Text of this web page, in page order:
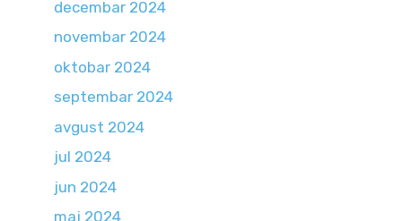
decembar 2024
novembar 2024
oktobar 2024
septembar 2024
avgust 2024
jul 2024
jun 2024
maj 2024